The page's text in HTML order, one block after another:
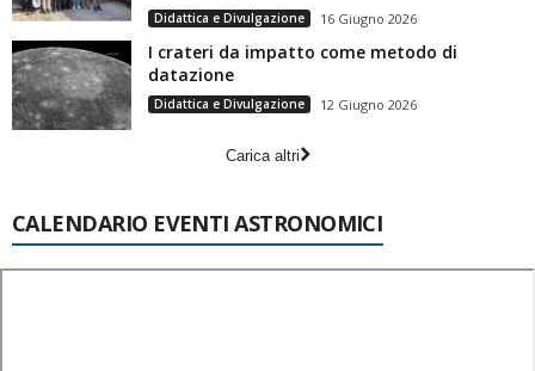
Didattica e Divulgazione 16 Giugno 2026
I crateri da impatto come metodo di
datazione
Didattica e Divulgazione 12 Giugno 2026
Carica altri
CALENDARIO EVENTI ASTRONOMICI